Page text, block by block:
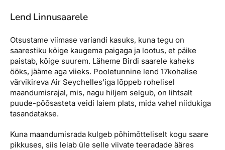
Lend Linnusaarele
Otsustame viimase variandi kasuks, kuna tegu on
saarestiku kõige kaugema paigaga ja lootus, et päike
paistab, kõige suurem. Läheme Birdi saarele kaheks
ööks, jääme aga viieks. Pooletunnine lend 17kohalise
värvikireva Air Seychelles’iga lõppeb rohelisel
maandumisrajal, mis, nagu hiljem selgub, on lihtsalt
puude-põõsasteta veidi laiem plats, mida vahel niidukiga
tasandatakse.
Kuna maandumisrada kulgeb põhimõtteliselt kogu saare
pikkuses, siis leiab üle selle viivate teeradade ääres